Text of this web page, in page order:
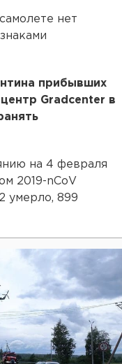
нет
прибывших
Gradcenter в
на 4 февраля
2019-nCoV
умерло, 899